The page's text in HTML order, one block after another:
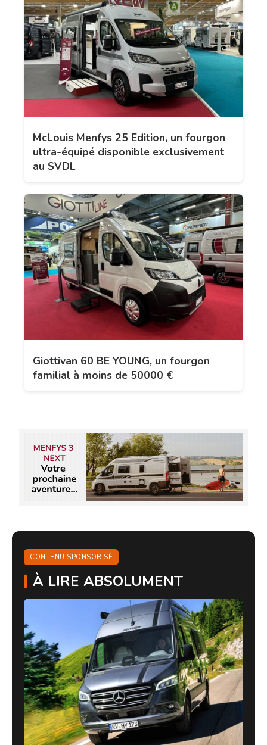
McLouis Menfys 25 Edition, un fourgon
ultra-équipé disponible exclusivement
au SVDL
Giottivan 60 BE YOUNG, un fourgon
familial à moins de 50000 €
CONTENU SPONSORISÉ
À LIRE ABSOLUMENT